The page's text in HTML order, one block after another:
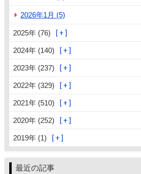
2026年1月 (5)
2025年 (76)
2024年 (140)
2023年 (237)
2022年 (329)
2021年 (510)
2020年 (252)
2019年 (1)
最近の記事